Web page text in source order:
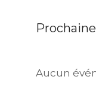
Aucun